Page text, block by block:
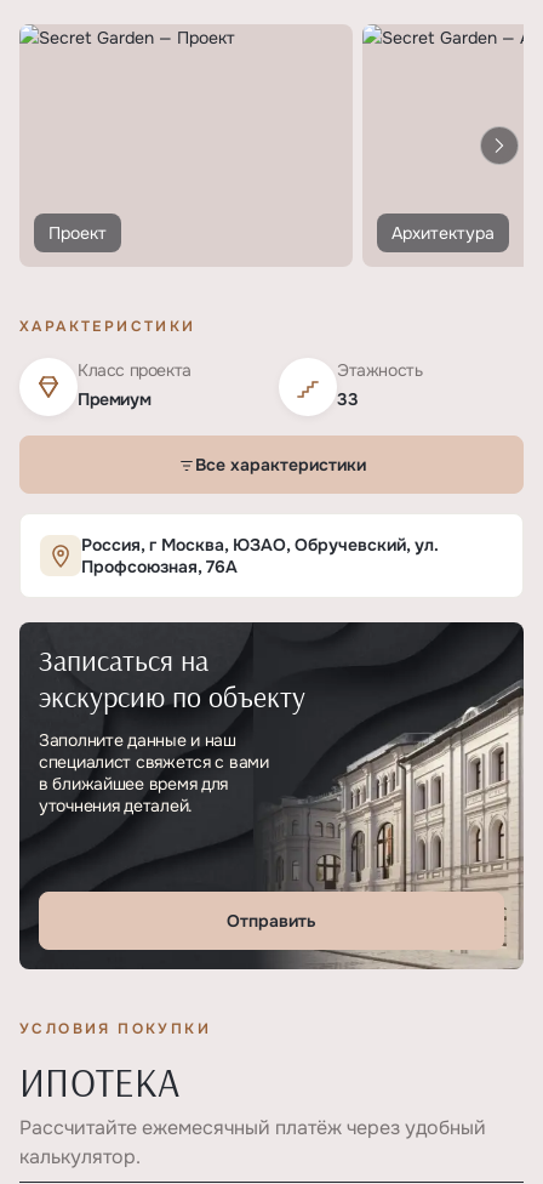
Проект Архитектура
ХАРАКТЕРИСТИКИ
Класс проекта
Премиум
Этажность
33
Все характеристики
Характеристики ЖК «Secret Garden»
ТипЖК
Класс проекта
Этажность 33
Россия, г Москва, ЮЗАО, Обручевский, ул.
Профсоюзная, 76А
Записаться на
экскурсию по объекту
Заполните данные и наш
специалист свяжется с вами
в ближайшее время для
уточнения деталей.
Отправить
УСЛОВИЯ ПОКУПКИ
ИПОТЕКА
Рассчитайте ежемесячный платёж через удобный
калькулятор.